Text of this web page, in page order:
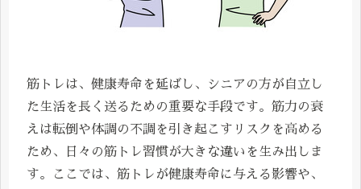
筋トレは、健康寿命を延ばし、シニアの方が自立し
た生活を長く送るための重要な手段です。筋力の衰
えは転倒や体調の不調を引き起こすリスクを高める
ため、日々の筋トレ習慣が大きな違いを生み出しま
す。ここでは、筋トレが健康寿命に与える影響や、